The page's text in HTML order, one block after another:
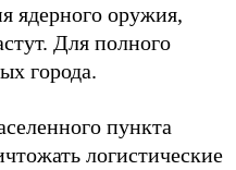
ядерного оружия,
Для полного
города.
пункта
логистические